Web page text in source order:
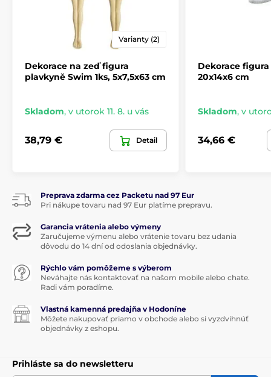
Varianty (2)
Dekorace na zeď figura
plavkyně Swim 1ks, 5x7,5x63 cm
Skladom, v utorok 11. 8. u vás
38,79 € Detail
Dekorace
20x14x6 cm
Skladom, v
34,66 €
Preprava zdarma cez Packetu nad 97 Eur
Pri nákupe tovaru nad 97 Eur platíme prepravu.
Garancia vrátenia alebo výmeny
Zaručujeme výmenu alebo vrátenie tovaru bez udania
dôvodu do 14 dní od odoslania objednávky.
Rýchlo vám pomôžeme s výberom
Neváhajte nás kontaktovať na našom mobile alebo chate.
Radi vám poradíme.
Vlastná kamenná predajňa v Hodoníne
Môžete nakupovať priamo v obchode alebo si vyzdvihnúť
objednávky z eshopu.
Prihláste sa do newsletteru